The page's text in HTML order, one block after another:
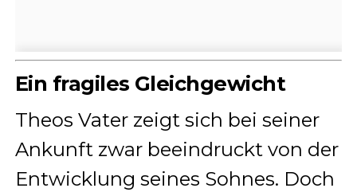
Ein fragiles Gleichgewicht
Theos Vater zeigt sich bei seiner
Ankunft zwar beeindruckt von der
Entwicklung seines Sohnes. Doch